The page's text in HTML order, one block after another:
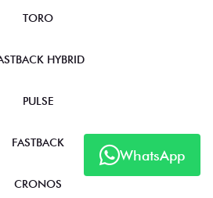
WhatsApp
TORO
HYBRID
PULSE
FASTBACK
CRONOS